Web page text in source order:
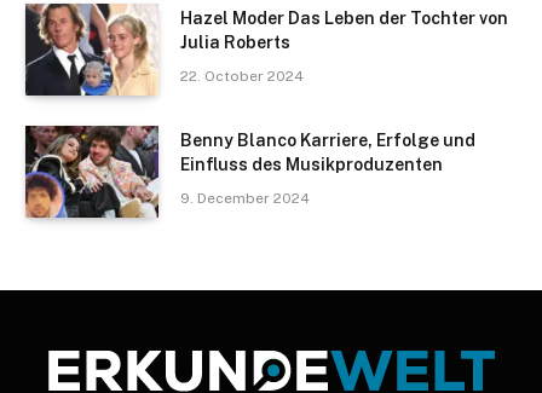
Hazel Moder Das Leben der Tochter von
Julia Roberts
22. October 2024
Benny Blanco Karriere, Erfolge und
Einfluss des Musikproduzenten
9. December 2024